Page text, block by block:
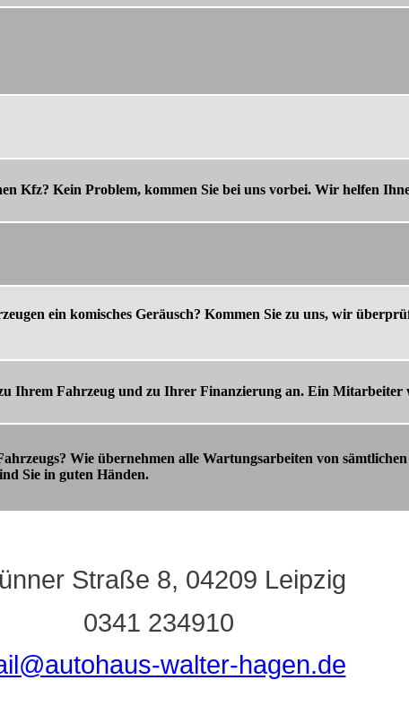
Kfz? Kein Problem, kommen Sie bei uns vorbei. Wir helfen
ein komisches Geräusch? Kommen Sie zu uns, wir
Ihrem Fahrzeug und zu Ihrer Finanzierung an. Ein Mitarbeiter
Wie übernehmen alle Wartungsarbeiten von
Sie in guten Händen.
Straße 8, 04209 Leipzig
0341 234910
walter-hagen.de